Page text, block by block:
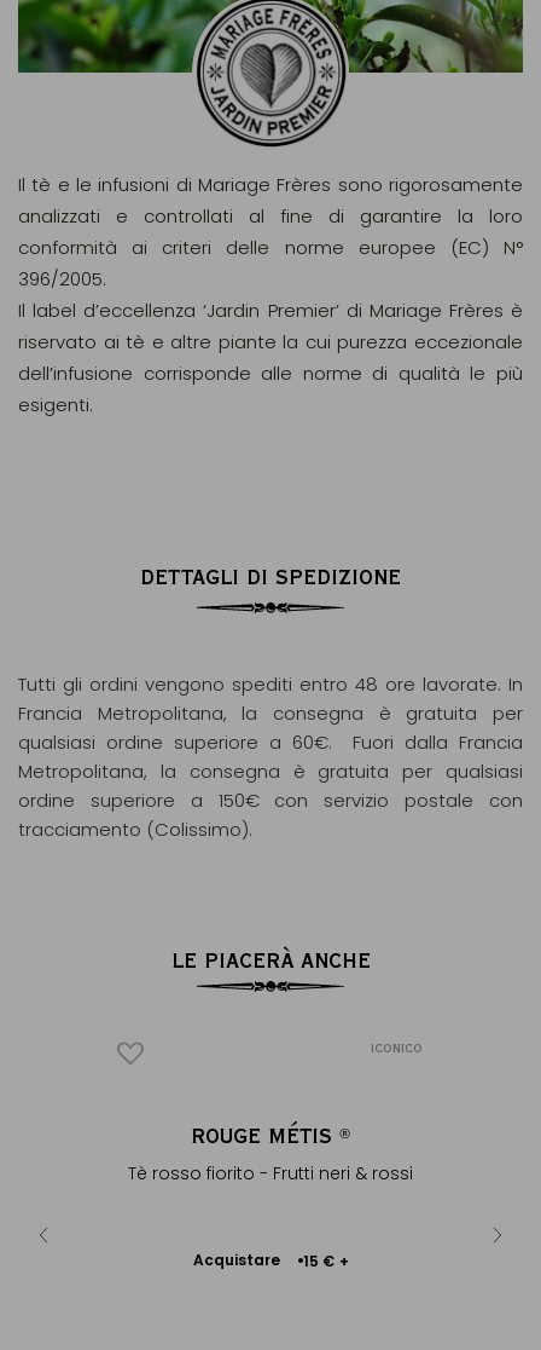
Il tè e le infusioni di Mariage Frères sono rigorosamente
analizzati e controllati al fine di garantire la loro
conformità ai criteri delle norme europee (EC) N°
396/2005.
Il label d’eccellenza ‘Jardin Premier’ di Mariage Frères è
riservato ai tè e altre piante la cui purezza eccezionale
dell’infusione corrisponde alle norme di qualità le più
esigenti.
DETTAGLI DI SPEDIZIONE
Tutti gli ordini vengono spediti entro 48 ore lavorate. In
Francia Metropolitana, la consegna è gratuita per
qualsiasi ordine superiore a 60€. Fuori dalla Francia
Metropolitana, la consegna è gratuita per qualsiasi
ordine superiore a 150€ con servizio postale con
tracciamento (Colissimo).
LE PIACERÀ ANCHE
ICONICO
ROUGE MÉTIS ®
Tè rosso fiorito - Frutti neri & rossi
Acquistare 15 € +
Aggiungere